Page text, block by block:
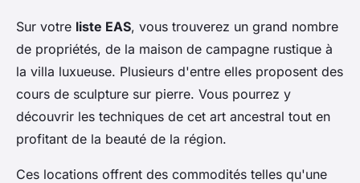
Sur votre liste EAS, vous trouverez un grand nombre
de propriétés, de la maison de campagne rustique à
la villa luxueuse. Plusieurs d'entre elles proposent des
cours de sculpture sur pierre. Vous pourrez y
découvrir les techniques de cet art ancestral tout en
profitant de la beauté de la région.
Ces locations offrent des commodités telles qu'une